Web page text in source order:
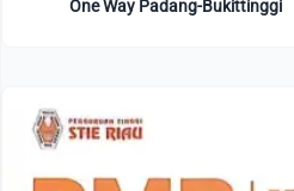
One Way Padang-Bukittinggi